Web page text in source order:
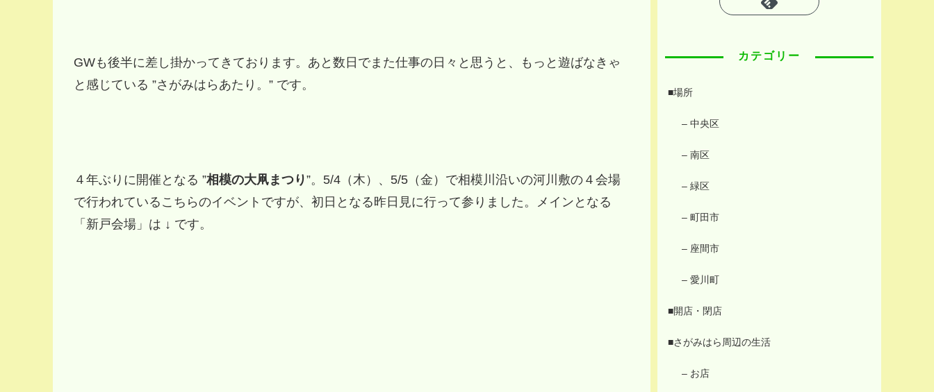
GWも後半に差し掛かってきております。あと数日でまた仕事の日々と思うと、もっと遊ばなきゃ
と感じている ”さがみはらあたり。” です。
４年ぶりに開催となる ”相模の大凧まつり”。5/4（木）、5/5（金）で相模川沿いの河川敷の４会場
で行われているこちらのイベントですが、初日となる昨日見に行って参りました。メインとなる
「新戸会場」は ↓ です。
カテゴリー
■場所
– 中央区
– 南区
– 緑区
– 町田市
– 座間市
– 愛川町
■開店・閉店
■さがみはら周辺の生活
– お店